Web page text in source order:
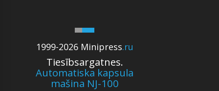
1999-2026 Minipress.ru
Tiesībsargatnes.
Automatiska kapsula
mašina NJ-100